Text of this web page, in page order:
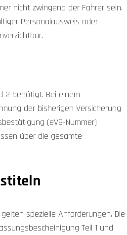
nicht zwingend der Fahrer sein.
Personalausweis oder
2 benötigt. Bei einem
der bisherigen Versicherung
(eVB-Nummer)
über die gesamte
spezielle Anforderungen. Die
Teil 1 und